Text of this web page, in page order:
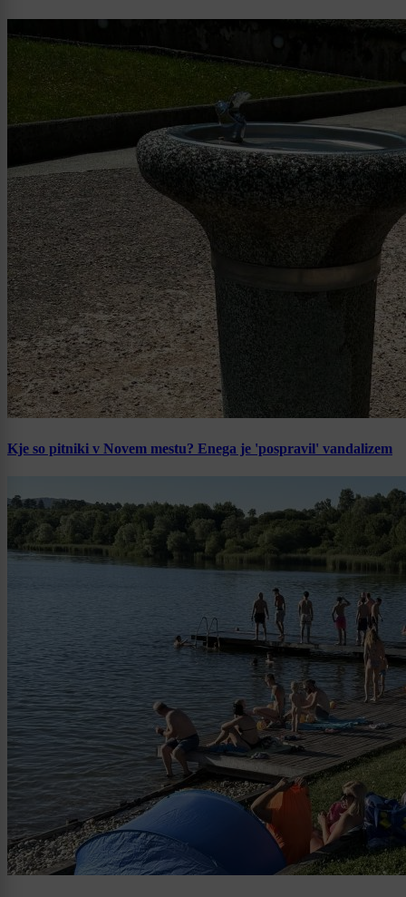
Kje so pitniki v Novem mestu? Enega je 'pospravil' vandalizem